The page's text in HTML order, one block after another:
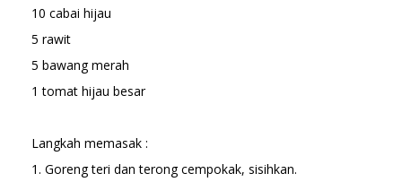
10 cabai hijau
5 rawit
5 bawang merah
1 tomat hijau besar
Langkah memasak :
1. Goreng teri dan terong cempokak, sisihkan.